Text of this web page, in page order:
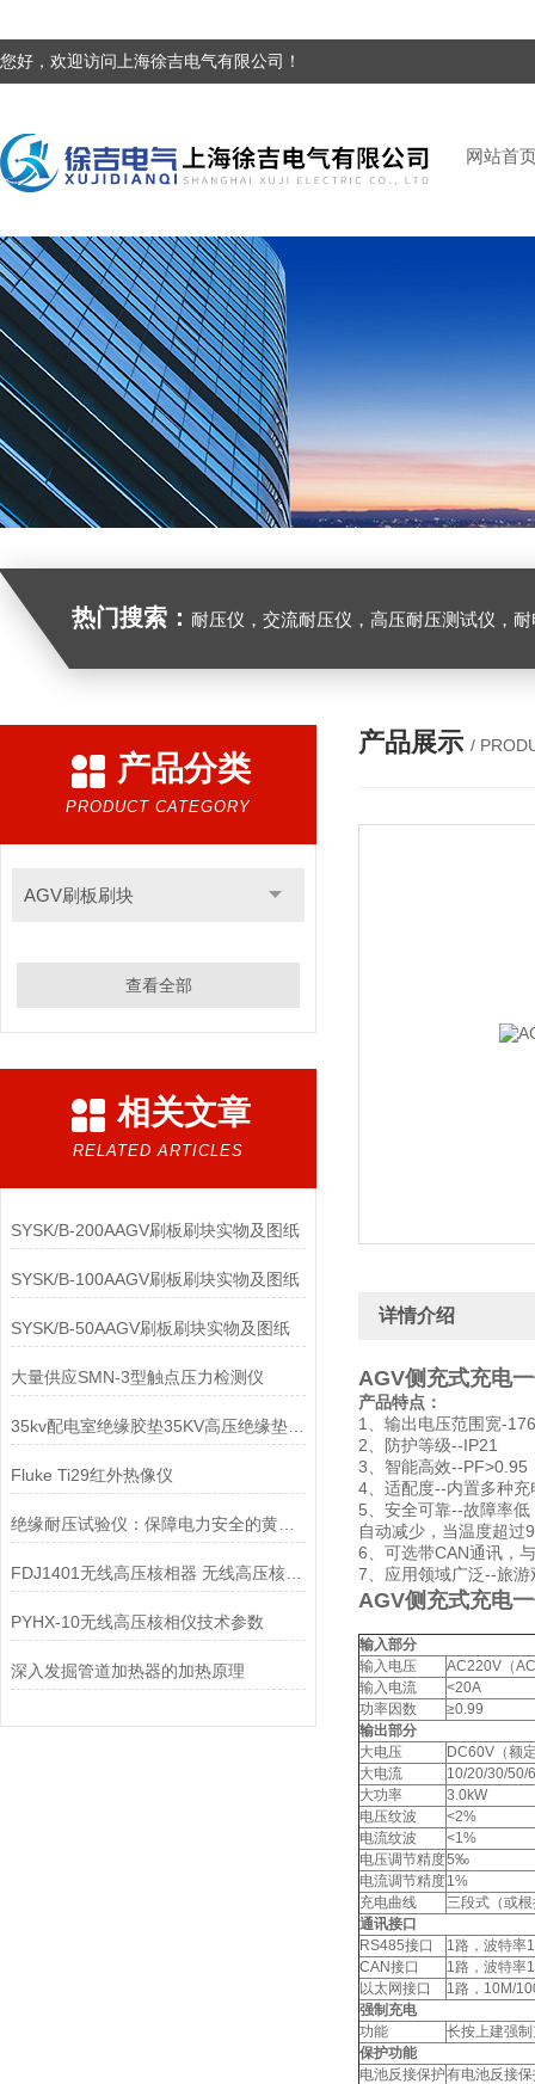
您好，欢迎访问上海徐吉电气有限公司！
网站首
热门搜索： 耐压仪，交流耐压仪，高压耐压测试仪，
产品分类
PRODUCT CATEGORY
AGV刷板刷块
查看全部
相关文章
RELATED ARTICLES
SYSK/B-200AAGV刷板刷块实物及图纸
SYSK/B-100AAGV刷板刷块实物及图纸
SYSK/B-50AAGV刷板刷块实物及图纸
大量供应SMN-3型触点压力检测仪
35kv配电室绝缘胶垫35KV高压绝缘垫报价3mm低压绝缘垫
Fluke Ti29红外热像仪
绝缘耐压试验仪：保障电力安全的黄金护卫
FDJ1401无线高压核相器 无线高压核相仪生产厂家
PYHX-10无线高压核相仪技术参数
深入发掘管道加热器的加热原理
产品展示 /
详情介绍
AGV侧充式充电
产品特点：
1、输出电压范围宽-
2、防护等级--IP21
3、智能高效--PF>0.95
4、适配度--内置多种
5、安全可靠--故障率
自动减少，当温度超过
6、可选带CAN通讯，
7、应用领域广泛--旅
AGV侧充式充电
输入部分
输入电压
AC220V（
输入电流
<20A
功率因数
≥0.99
输出部分
大电压
DC60V（额
大电流
10/20/30/50/
大功率
3.0kW
电压纹波
<2%
电流纹波
<1%
电压调节精度5‰
电流调节精度1%
充电曲线
三段式（或
通讯接口
RS485接口
1路，波特率
CAN接口
1路，波特率
以太网接口
1路，10M/
强制充电
功能
长按上建强
保护功能
电池反接保护有电池反接